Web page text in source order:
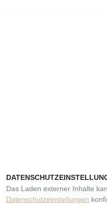
Das Laden externer Inhalte
Datenschutzeinstellungen